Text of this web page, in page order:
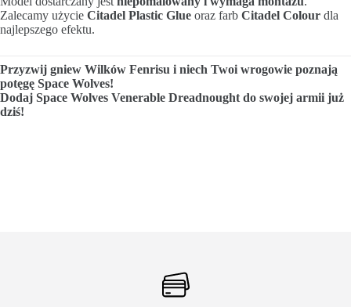
Zalecamy użycie Citadel Plastic Glue oraz farb Citadel Colour dla
najlepszego efektu.
Przyzwij gniew Wilków Fenrisu i niech Twoi wrogowie poznają
potęgę Space Wolves!
Dodaj Space Wolves Venerable Dreadnought do swojej armii już
dziś!